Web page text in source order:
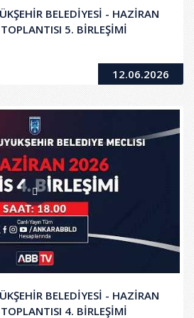
BELEDİYESİ - HAZİRAN
5. BİRLEŞİMİ
12.06.2026
BELEDİYESİ - HAZİRAN
4. BİRLEŞİMİ